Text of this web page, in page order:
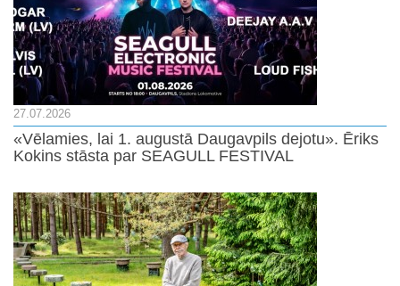
27.07.2026
«Vēlamies, lai 1. augustā Daugavpils dejotu». Ēriks
Kokins stāsta par SEAGULL FESTIVAL